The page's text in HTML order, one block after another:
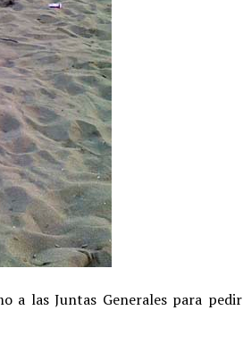
a las Juntas Generales para pedir